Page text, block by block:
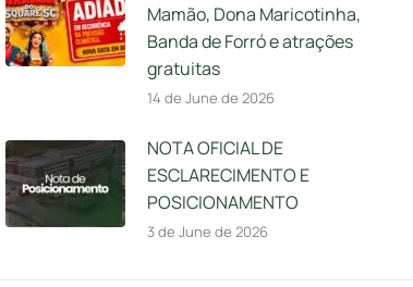
Mamão, Dona Maricotinha,
Banda de Forró e atrações
gratuitas
14 de June de 2026
NOTA OFICIAL DE
ESCLARECIMENTO E
POSICIONAMENTO
3 de June de 2026